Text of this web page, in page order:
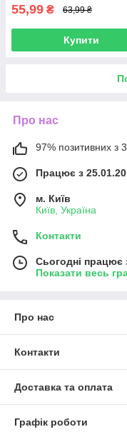
55,99 ₴ 63,99 ₴
Купити
Про нас
97% позитивних з
Працює з
м. Київ
Київ, Україна
Контакти
Сьогодні працює
Показати весь
Про нас
Контакти
Доставка та оплата
Графік роботи